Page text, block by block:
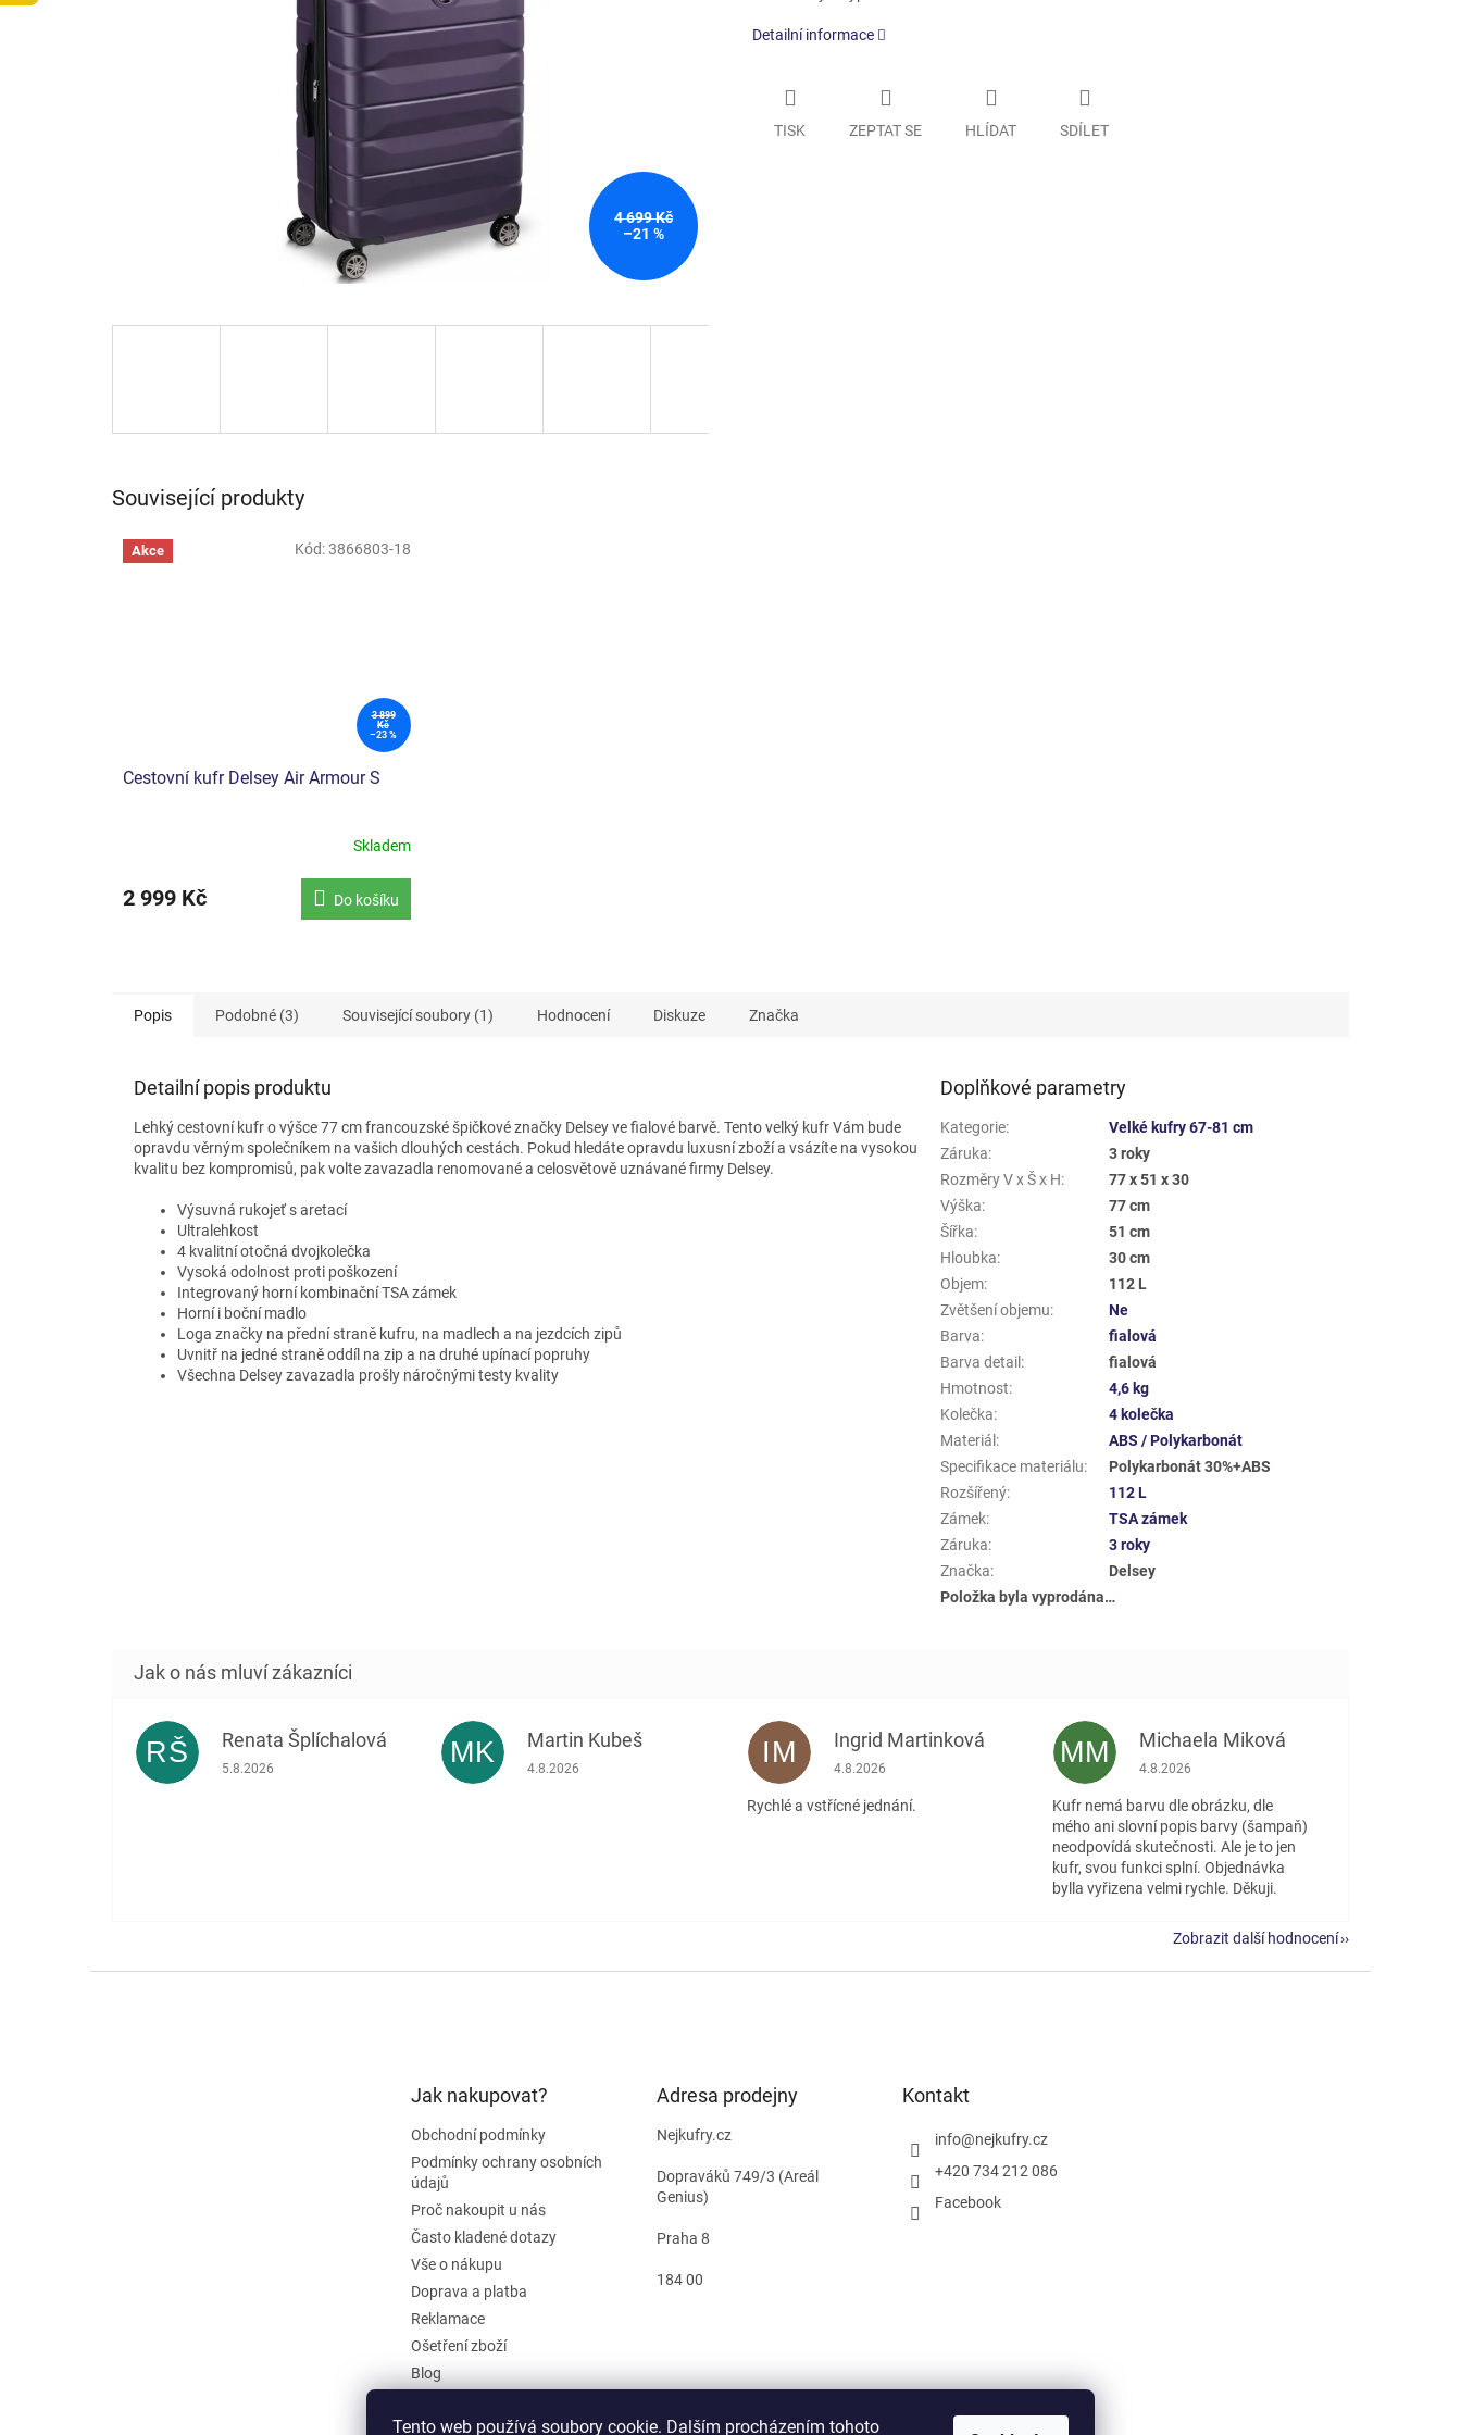
Tento web používá soubory cookie. Dalším procházením tohoto
4 699 Kč
–21 %
Detailní informace
TISK ZEPTAT SE HLÍDAT SDÍLET
Související produkty
Akce
3 899
Kč
–23 %
Cestovní kufr Delsey Air Armour S
Skladem
2 999 Kč Do košíku
Kód:3866803-18
Popis Podobné (3) Související soubory (1) Hodnocení Diskuze Značka
Detailní popis produktu
Lehký cestovní kufr o výšce 77 cm francouzské špičkové značky Delsey ve fialové barvě. Tento velký kufr Vám bude
opravdu věrným společníkem na vašich dlouhých cestách. Pokud hledáte opravdu luxusní zboží a vsázíte na vysokou
kvalitu bez kompromisů, pak volte zavazadla renomované a celosvětově uznávané firmy Delsey.
Výsuvná rukojeť s aretací
Ultralehkost
4 kvalitní otočná dvojkolečka
Vysoká odolnost proti poškození
Integrovaný horní kombinační TSA zámek
Horní i boční madlo
Loga značky na přední straně kufru, na madlech a na jezdcích zipů
Uvnitř na jedné straně oddíl na zip a na druhé upínací popruhy
Všechna Delsey zavazadla prošly náročnými testy kvality
Doplňkové parametry
Kategorie:
Velké kufry 67-81 cm
Záruka:
3 roky
Rozměry V x Š x H:
77 x 51 x 30
Výška:
77 cm
Šířka:
51 cm
Hloubka:
30 cm
Objem:
112 L
Zvětšení objemu:
Ne
Barva:
fialová
Barva detail:
fialová
Hmotnost:
4,6 kg
Kolečka:
4 kolečka
Materiál:
ABS / Polykarbonát
Specifikace materiálu:
Polykarbonát 30%+ABS
Rozšířený:
112 L
Zámek:
TSA zámek
Záruka:
3 roky
Značka:
Delsey
Položka byla vyprodána…
RŠ Renata Šplíchalová
Hodnocení obchodu je 5 z 5 hvězdiček.
5.8.2026 MK Martin Kubeš
Hodnocení obchodu je 5 z 5 hvězdiček.
4.8.2026 IM Ingrid Martinková
Hodnocení obchodu je 5 z 5 hvězdiček.
4.8.2026
Rychlé a vstřícné jednání.
MM Michaela Miková
Hodnocení obchodu je 5 z 5 hvězdiček.
4.8.2026
Kufr nemá barvu dle obrázku, dle
mého ani slovní popis barvy (šampaň)
neodpovídá skutečnosti. Ale je to jen
kufr, svou funkci splní. Objednávka
bylla vyřizena velmi rychle. Děkuji.
Zobrazit další hodnocení
Jak nakupovat?
Obchodní podmínky
Podmínky ochrany osobních
údajů
Proč nakoupit u nás
Často kladené dotazy
Vše o nákupu
Doprava a platba
Reklamace
Ošetření zboží
Blog
Odstoupit od smlouvy
Adresa prodejny
Nejkufry.cz
Dopraváků 749/3 (Areál
Genius)
Praha 8
184 00
Kontakt
info@nejkufry.cz
+420 734 212 086
Facebook